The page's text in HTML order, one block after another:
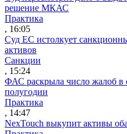
решение МКАС
Практика
, 16:05
Суд ЕС истолкует
активов
Санкции
, 15:24
ФАС раскрыла число жалоб в
полугодии
Практика
, 14:47
NexTouch выкупит активы